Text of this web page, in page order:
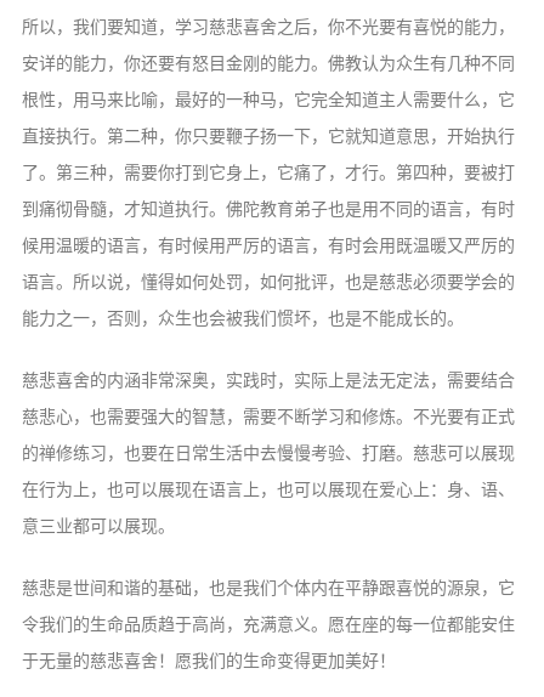
所以，我们要知道，学习慈悲喜舍之后，你不光要有喜悦的能力，
安详的能力，你还要有怒目金刚的能力。佛教认为众生有几种不同
根性，用马来比喻，最好的一种马，它完全知道主人需要什么，它
直接执行。第二种，你只要鞭子扬一下，它就知道意思，开始执行
了。第三种，需要你打到它身上，它痛了，才行。第四种，要被打
到痛彻骨髓，才知道执行。佛陀教育弟子也是用不同的语言，有时
候用温暖的语言，有时候用严厉的语言，有时会用既温暖又严厉的
语言。所以说，懂得如何处罚，如何批评，也是慈悲必须要学会的
能力之一，否则，众生也会被我们惯坏，也是不能成长的。
慈悲喜舍的内涵非常深奥，实践时，实际上是法无定法，需要结合
慈悲心，也需要强大的智慧，需要不断学习和修炼。不光要有正式
的禅修练习，也要在日常生活中去慢慢考验、打磨。慈悲可以展现
在行为上，也可以展现在语言上，也可以展现在爱心上：身、语、
意三业都可以展现。
慈悲是世间和谐的基础，也是我们个体内在平静跟喜悦的源泉，它
令我们的生命品质趋于高尚，充满意义。愿在座的每一位都能安住
于无量的慈悲喜舍！愿我们的生命变得更加美好！